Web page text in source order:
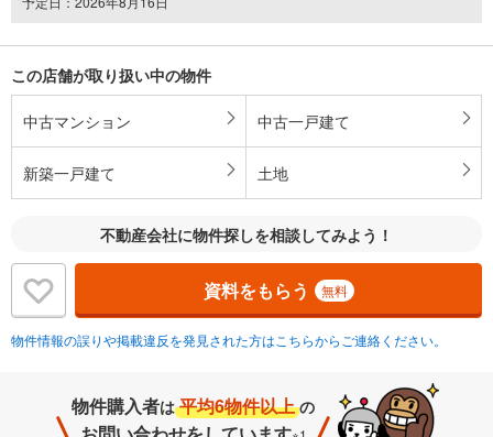
この店舗が取り扱い中の物件
中古マンション 中古一戸建て
新築一戸建て 土地
不動産会社に物件探しを相談してみよう！
資料をもらう 無料
物件情報の誤りや掲載違反を発見された方はこちらからご連絡ください。
物件購入者は 平均6物件以上 の